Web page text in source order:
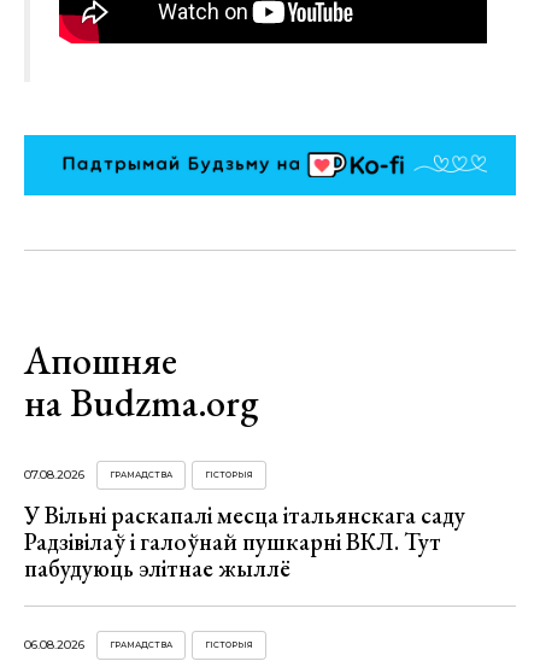
Апошняе
на Budzma.org
07.08.2026 ГРАМАДСТВА ГІСТОРЫЯ
У Вільні раскапалі месца італьянскага саду
Радзівілаў і галоўнай пушкарні ВКЛ. Тут
пабудуюць элітнае жыллё
06.08.2026 ГРАМАДСТВА ГІСТОРЫЯ